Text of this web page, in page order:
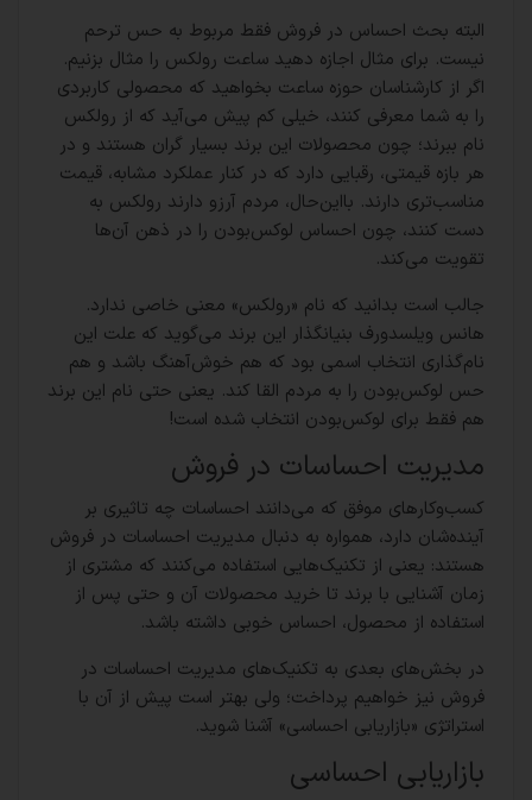
البته بحث احساس در فروش فقط مربوط به حس ترحم
نیست. برای مثال اجازه دهید ساعت رولکس را مثال بزنیم.
اگر از کارشناسان حوزه ساعت بخواهید که محصولی کاربردی
را به شما معرفی کنند، خیلی کم پیش می‌آید که از رولکس
نام ببرند؛ چون محصولات این برند بسیار گران هستند و در
هر بازه قیمتی، رقبایی دارد که در کنار عملکرد مشابه، قیمت
مناسب‌تری دارند. بااین‌حال، مردم آرزو دارند رولکس به
دست کنند، چون احساس لوکس‌بودن را در ذهن آن‌ها
تقویت می‌کند.
جالب است بدانید که نام «رولکس» معنی خاصی ندارد.
هانس ویلسدورف بنیانگذار این برند می‌گوید که علت این
نام‌گذاری انتخاب اسمی بود که هم خوش‌آهنگ باشد و هم
حس لوکس‌بودن را به مردم القا کند. یعنی حتی نام این برند
هم فقط برای لوکس‌بودن انتخاب شده است!
مدیریت احساسات در فروش
کسب‌وکارهای موفق که می‌دانند احساسات چه تاثیری بر
آینده‌شان دارد، همواره به دنبال مدیریت احساسات در فروش
هستند: یعنی از تکنیک‌هایی استفاده می‌کنند که مشتری از
زمان آشنایی با برند تا خرید محصولات آن و حتی پس از
استفاده از محصول، احساس خوبی داشته باشد.
در بخش‌های بعدی به تکنیک‌های مدیریت احساسات در
فروش نیز خواهیم پرداخت؛ ولی بهتر است پیش از آن با
استراتژی «بازاریابی احساسی» آشنا شوید.
بازاریابی احساسی